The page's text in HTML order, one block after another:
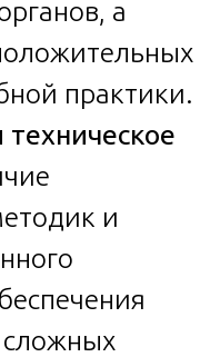
а
практики.
и